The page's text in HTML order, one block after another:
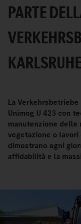
PARTE
La
Unimog U 423 con
manutenzione
vegetazione o
dimostrano ogni
affidabilità e la